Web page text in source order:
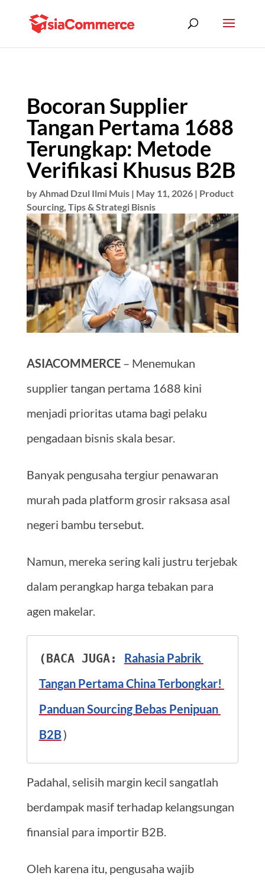
Bocoran Supplier
Tangan Pertama 1688
Terungkap: Metode
Verifikasi Khusus B2B
byAhmad Dzul Ilmi Muis| May 11, 2026| Product
Sourcing, Tips & Strategi Bisnis
ASIACOMMERCE– Menemukan
supplier tangan pertama 1688 kini
menjadi prioritas utama bagi pelaku
pengadaan bisnis skala besar.
Banyak pengusaha tergiur penawaran
murah pada platform grosir raksasa asal
negeri bambu tersebut.
Namun, mereka sering kali justru terjebak
dalam perangkap harga tebakan para
agen makelar.
(BACA JUGA: Rahasia Pabrik
Tangan Pertama China Terbongkar!
Panduan Sourcing Bebas Penipuan
B2B)
Padahal, selisih margin kecil sangatlah
berdampak masif terhadap kelangsungan
finansial para importir B2B.
Oleh karena itu, pengusaha wajib